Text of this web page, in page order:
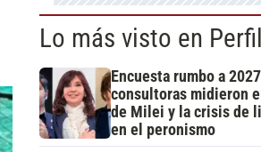
Lo más visto en Perfil
Encuesta rumbo a
consultoras midieron
de Milei y la crisis de
en el peronismo